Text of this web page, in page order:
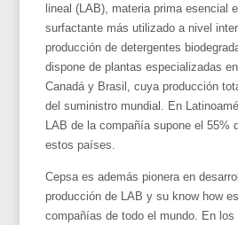
lineal (LAB), materia prima esencial
surfactante más utilizado a nivel
producción de detergentes
dispone de plantas especializadas
Canadá y Brasil, cuya producción
del suministro mundial. En
LAB de la compañía supone el 55%
estos países.
Cepsa es además pionera en
producción de LAB y su know how
compañías de todo el mundo. En